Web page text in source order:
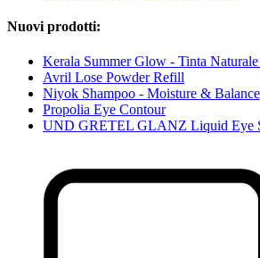
Nuovi prodotti:
Kerala Summer Glow - Tinta
Avril Lose Powder Refill
Niyok Shampoo - Moisture & Balance
Propolia Eye Contour
UND GRETEL GLANZ Liquid Eye